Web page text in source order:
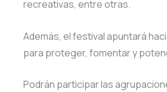
recreativas, entre otras.
Además, el festival apuntará
para proteger, fomentar y
Podrán participar las